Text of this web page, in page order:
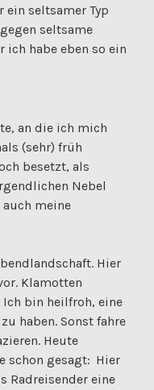
seltsamer Typ
seltsame
ich habe eben so ein
an die ich mich
(sehr) früh
besetzt, als
Nebel
meine
Hier
Klamotten
Ich bin heilfroh, eine
haben. Sonst fahre
Heute
schon gesagt: Hier
Radreisender eine